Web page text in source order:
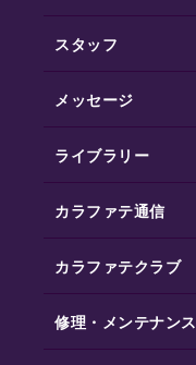
スタッフ
メッセージ
ライブラリー
カラファテ通信
カラファテクラブ
修理・メンテナンス